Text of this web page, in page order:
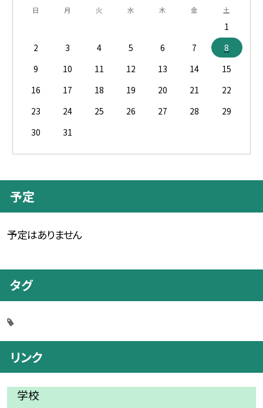
日 月 火 水 木 金 土
1
2
3 4 5 6 7
8
9
10 11 12 13 14
15
16
17 18 19 20 21
22
23
24 25 26 27 28
29
30
31
予定
予定はありません
タグ
リンク
学校